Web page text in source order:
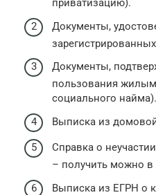
приватизацию).
Документы,
Документы,
пользования
социального найма).
Выписка из
Справка о
– получить можно
Выписка из ЕГРН о